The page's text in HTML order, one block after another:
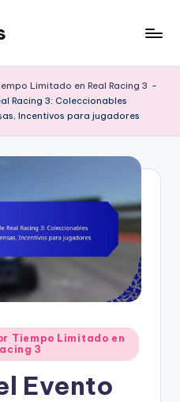
Limitado en Real Racing 3 -
Racing 3: Coleccionables
Incentivos para jugadores
Tiempo Limitado en
3
Evento